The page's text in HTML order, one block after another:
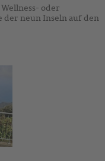
oder
der neun Inseln auf den